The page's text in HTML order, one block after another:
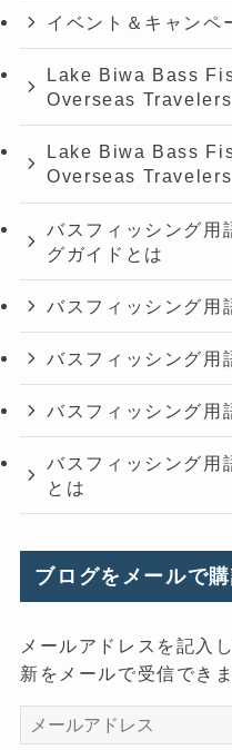
イベント＆キャンペ
Lake Biwa Bass
Overseas Travelers
Lake Biwa Bass
Overseas Travelers
バスフィッシング用
グガイドとは
バスフィッシング用
バスフィッシング用
バスフィッシング用
バスフィッシング用
とは
ブログをメールで
メールアドレスを記入
新をメールで受信できま
ー